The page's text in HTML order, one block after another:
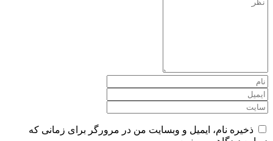
ذخیره نام، ایمیل و وبسایت من در مرورگر برای زمانی که